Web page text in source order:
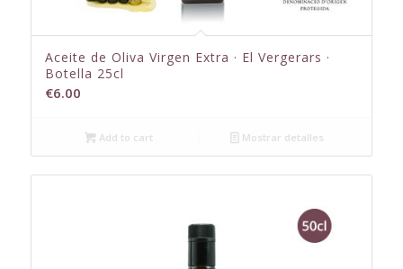
Aceite de Oliva Virgen Extra · El Vergerars ·
Botella 25cl
€6.00
Add to cart Mostrar detalles